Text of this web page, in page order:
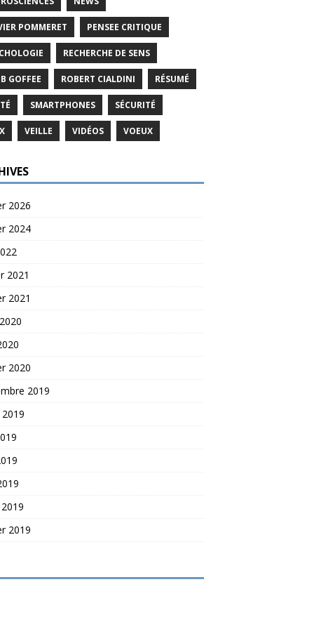
POMMERET PENSEE CRITIQUE
RECHERCHE DE SENS
GOFFEE ROBERT CIALDINI RÉSUMÉ
SMARTPHONES SÉCURITÉ
VEILLE VIDÉOS VOEUX
2026
2024
2021
2021
2020
2019
2019